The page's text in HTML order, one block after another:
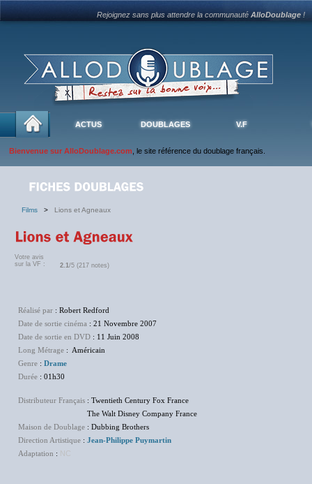
Rejoignez sans plus attendre la communautéAlloDoublage !
ACTUS DOUBLAGES V.F
Bienvenue sur AlloDoublage.com , le site référence du doublage français.
Films > Lions et Agneaux
Votre avis
sur la VF :
2.1/5 (217 notes)
Réalisé par : Robert Redford
Date de sortie cinéma : 21 Novembre 2007
Date de sortie en DVD : 11 Juin 2008
Long Métrage : Américain
Genre : Drame
Durée : 01h30
Distributeur Français : Twentieth Century Fox France
The Walt Disney Company France
Maison de Doublage : Dubbing Brothers
Direction Artistique : Jean-Philippe Puymartin
Adaptation : NC